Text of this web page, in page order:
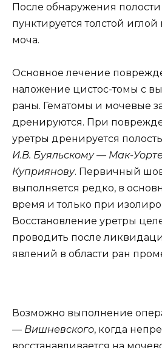
После обнаружения полости
пунктируется толстой иглой
моча.
Основное лечение
наложение цистос-томы с
раны. Гематомы и мочевые
дренируются. При
уретры дренируется
И.В. Буяльскому — Мак-
Куприянову. Первичный
выполняется редко, в
время и только при
Восстановление уретры
проводить после
явлений в области ран
Возможно выполнение
— Вишневского, когда